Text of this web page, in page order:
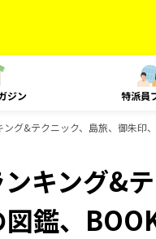
ジン 特派員
グ&テクニック、島旅、御朱印
キング&
鑑、